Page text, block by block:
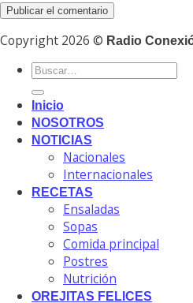
Copyright 2026 © Radio
Inicio
NOSOTROS
NOTICIAS
Nacionales
Internacionales
RECETAS
Ensaladas
Sopas
Comida principal
Postres
Nutrición
OREJITAS FELICES